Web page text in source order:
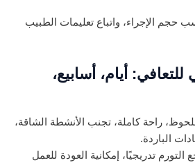
حجم الإجراء، واتباع تعليمات الطبيب
للتعافي: أيام، أسابيع،
راحة كاملة، تجنب الأنشطة الشاقة،
الباردة.
التورم تدريجيًا، إمكانية العودة للعمل